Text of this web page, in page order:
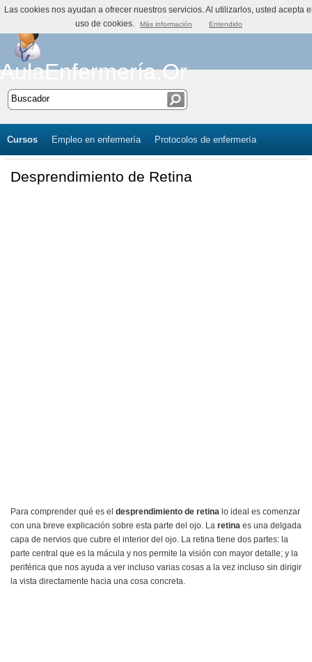
AulaEnfermería.Org
Cursos Empleo en enfermería Protocolos de enfermería
Desprendimiento de Retina
Para comprender qué es el desprendimiento de retina lo ideal es comenzar
con una breve explicación sobre esta parte del ojo. La retina es una delgada
capa de nervios que cubre el interior del ojo. La retina tiene dos partes: la
parte central que es la mácula y nos permite la visión con mayor detalle; y la
periférica que nos ayuda a ver incluso varias cosas a la vez incluso sin dirigir
la vista directamente hacia una cosa concreta.
Las cookies nos ayudan a ofrecer nuestros servicios. Al utilizarlos, usted acepta
uso de cookies.
Más información Entendido